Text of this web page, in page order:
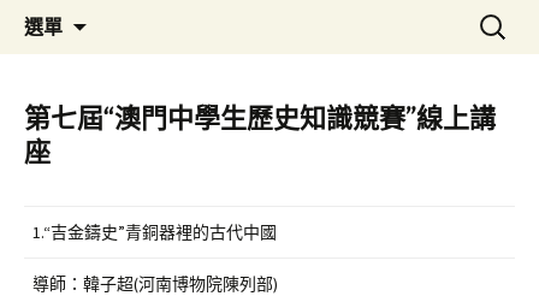
澳門歷史教育學會
歷史教育交流平台
選單
搜
尋
鍵
字:
第七屆“澳門中學生歷史知識競賽”線上講
座
1.“吉金鑄史”青銅器裡的古代中國
導師：韓子超(河南博物院陳列部)